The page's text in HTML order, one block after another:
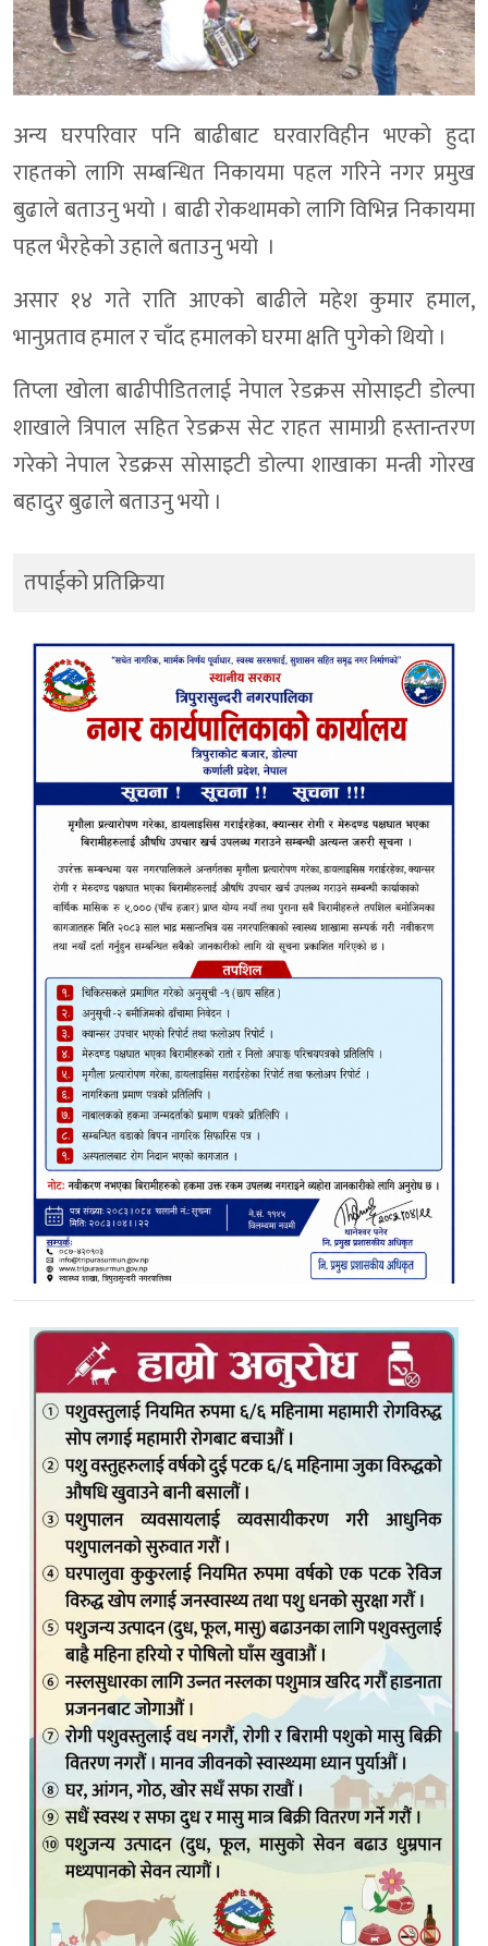
अन्य घरपरिवार पनि बाढीबाट घरवारविहीन भएकाे हुदा
राहतको लागि सम्बन्धित निकायमा पहल गरिने नगर प्रमुख
बुढाले बताउनु भयाे । बाढी राेकथामकाे लागि विभिन्न निकायमा
पहल भैरहेकाे उहाले बताउनु भयाे ।
असार १४ गते राति आएकाे बाढीले महेश कुमार हमाल,
भानुप्रताव हमाल र चाँद हमालकाे घरमा क्षति पुगेकाे थियाे ।
तिप्ला खाेला बाढीपीडितलाई नेपाल रेडक्रस साेसाइटी डाेल्पा
शाखाले त्रिपाल सहित रेडक्रस सेट राहत सामाग्री हस्तान्तरण
गरेकाे नेपाल रेडक्रस साेसाइटी डाेल्पा शाखाका मन्त्री गाेरख
बहादुर बुढाले बताउनु भयाे ।
तपाईको प्रतिक्रिया